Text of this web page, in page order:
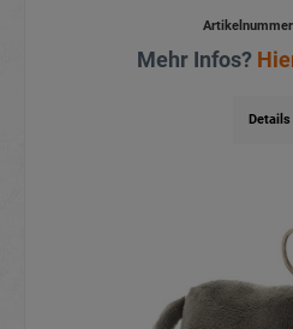
Mehr Infos?
Details